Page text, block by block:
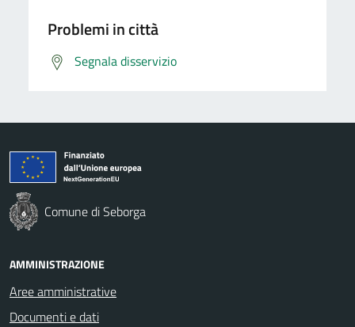
Problemi in città
Segnala disservizio
Comune di Seborga
AMMINISTRAZIONE
Aree amministrative
Documenti e dati